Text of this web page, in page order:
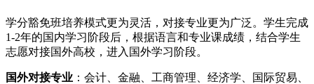
学分豁免班培养模式更为灵活，对接专业更为广泛。学生完成
1-2年的国内学习阶段后，根据语言和专业课成绩，结合学生
志愿对接国外高校，进入国外学习阶段。
国外对接专业 ：会计、金融、工商管理、经济学、国际贸易、